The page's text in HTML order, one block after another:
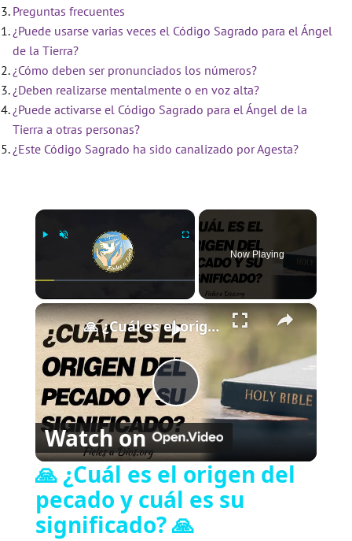
Preguntas frecuentes
¿Puede usarse varias veces el Código Sagrado para el Ángel
de la Tierra?
¿Cómo deben ser pronunciados los números?
¿Deben realizarse mentalmente o en voz alta?
¿Puede activarse el Código Sagrado para el Ángel de la
Tierra a otras personas?
¿Este Código Sagrado ha sido canalizado por Agesta?
×
Play Unmute Fullscreen
Now Playing
×
P
l
🙏 ¿Cuál es el origen del pecado y cuál es su significado? 🙏
Watch on
🙏 ¿Cuál es el origen del
pecado y cuál es su
significado? 🙏